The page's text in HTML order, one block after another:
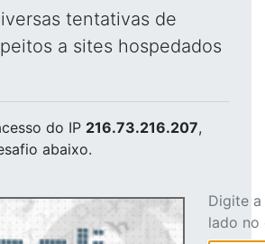
tentativas de
a sites hospedados
do IP 216.73.216.207,
abaixo.
Digite
lado no